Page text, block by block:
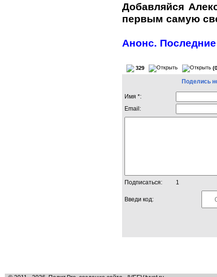
Добавляйся
первым самую
Анонс.
329
Поделись
Имя *:
Email:
Подписаться: 1
Введи код: